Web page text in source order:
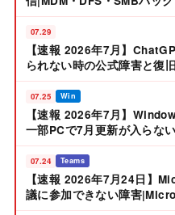
07.29
【速報 2026年7月】
られない時の公式障害と復
07.25 Win
【速報 2026年7月】
一部PCで7月更新が入らな
07.24 Teams
【速報 2026年7月24日】
議に参加できない障害